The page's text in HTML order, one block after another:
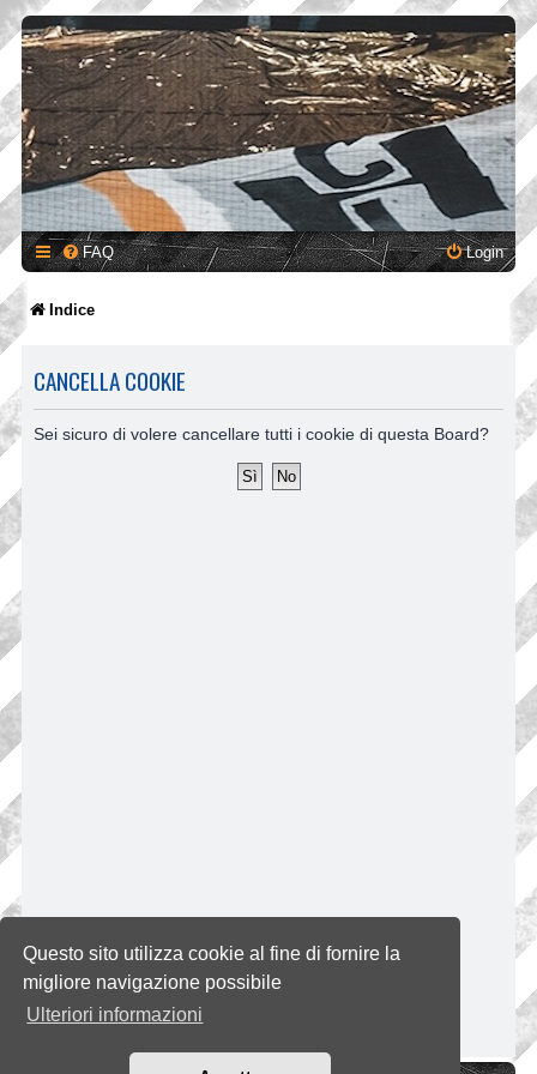
Questo sito utilizza cookie al fine di fornire la
migliore navigazione possibile
Ulteriori informazioni
FAQ Login
Indice
CANCELLA COOKIE
Sei sicuro di volere cancellare tutti i cookie di questa Board?